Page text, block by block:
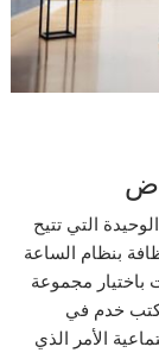
التي تتيح
بنظام الساعة
باختيار مجموعة
خدم في
الأمر الذي